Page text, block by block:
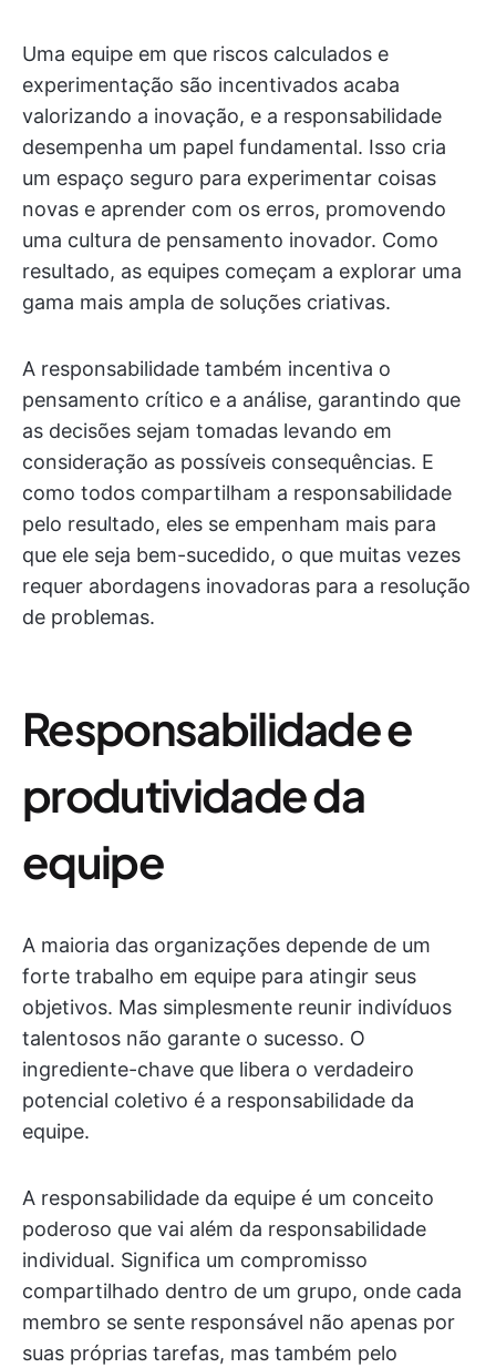
Uma equipe em que riscos calculados e
experimentação são incentivados acaba
valorizando a inovação, e a responsabilidade
desempenha um papel fundamental. Isso cria
um espaço seguro para experimentar coisas
novas e aprender com os erros, promovendo
uma cultura de pensamento inovador. Como
resultado, as equipes começam a explorar uma
gama mais ampla de soluções criativas.
A responsabilidade também incentiva o
pensamento crítico e a análise, garantindo que
as decisões sejam tomadas levando em
consideração as possíveis consequências. E
como todos compartilham a responsabilidade
pelo resultado, eles se empenham mais para
que ele seja bem-sucedido, o que muitas vezes
requer abordagens inovadoras para a resolução
de problemas.
Responsabilidade e
produtividade da
equipe
A maioria das organizações depende de um
forte trabalho em equipe para atingir seus
objetivos. Mas simplesmente reunir indivíduos
talentosos não garante o sucesso. O
ingrediente-chave que libera o verdadeiro
potencial coletivo é a responsabilidade da
equipe.
A responsabilidade da equipe é um conceito
poderoso que vai além da responsabilidade
individual. Significa um compromisso
compartilhado dentro de um grupo, onde cada
membro se sente responsável não apenas por
suas próprias tarefas, mas também pelo